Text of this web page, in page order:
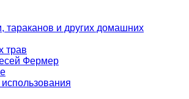
тараканов и других домашних
трав
Фермер